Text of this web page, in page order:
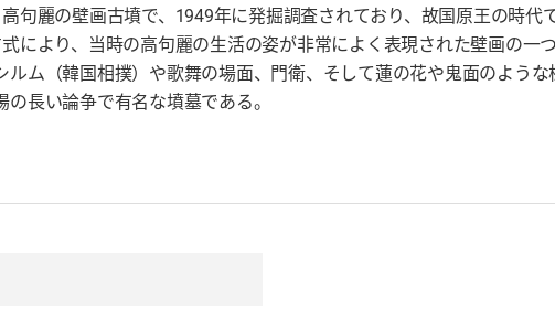
句麗の壁画古墳で、1949年に発掘調査されており、故国原王の時代
により、当時の高句麗の生活の姿が非常によく表現された壁画の一
ム（韓国相撲）や歌舞の場面、門衛、そして蓮の花や鬼面のような
長い論争で有名な墳墓である。